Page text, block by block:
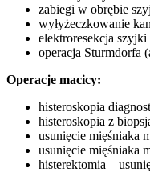
zabiegi w obrębie
wyłyżeczkowanie
elektroresekcja
operacja Sturmdorfa
Operacje macicy:
histeroskopia
histeroskopia z
usunięcie mięśniaka
usunięcie mięśniaka
histerektomia –